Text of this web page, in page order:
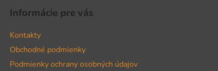
Informácie pre vás
Kontakty
Obchodné podmienky
Podmienky ochrany osobných údajov